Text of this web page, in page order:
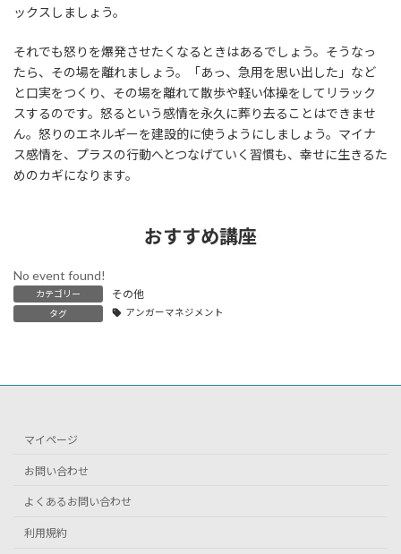
ックスしましょう。
それでも怒りを爆発させたくなるときはあるでしょう。そうなっ
たら、その場を離れましょう。「あっ、急用を思い出した」など
と口実をつくり、その場を離れて散歩や軽い体操をしてリラック
スするのです。怒るという感情を永久に葬り去ることはできませ
ん。怒りのエネルギーを建設的に使うようにしましょう。マイナ
ス感情を、プラスの行動へとつなげていく習慣も、幸せに生きるた
めのカギになります。
おすすめ講座
No event found!
カテゴリー その他
タグ アンガーマネジメント
マイページ
お問い合わせ
よくあるお問い合わせ
利用規約